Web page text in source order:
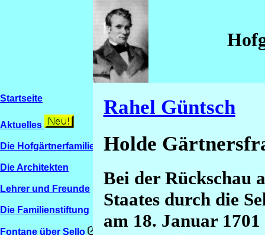
Startseite
Aktuelles
Die Hofgärtnerfamilien
Die Architekten
Lehrer und Freunde
Die Familienstiftung
Fontane über Sello
Rahel Güntsch
Holde
Bei der Rückschau
Staates durch die
am 18. Januar